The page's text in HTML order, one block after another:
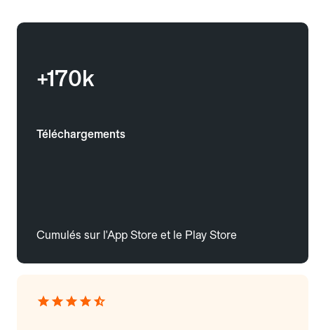
+170k
Téléchargements
Cumulés sur l'App Store et le Play Store